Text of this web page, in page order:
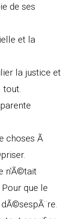
de ses
et la
la justice et
choses Ã
n'Ã©tait
que le